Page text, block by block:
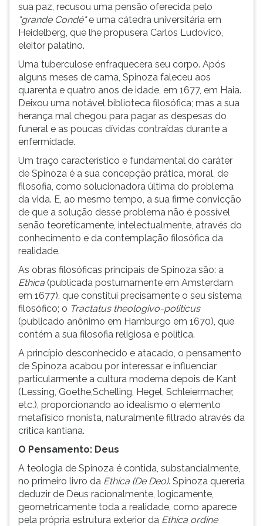
sua paz, recusou uma pensão oferecida pelo
"grande Condé"e uma cátedra universitária em
Heidelberg, que lhe propusera Carlos Ludovico,
eleitor palatino.
Uma tuberculose enfraquecera seu corpo. Após
alguns meses de cama, Spinoza faleceu aos
quarenta e quatro anos de idade, em 1677, em Haia.
Deixou uma notável biblioteca filosófica; mas a sua
herança mal chegou para pagar as despesas do
funeral e as poucas dívidas contraídas durante a
enfermidade.
Um traço característico e fundamental do caráter
de Spinoza é a sua concepção prática, moral, de
filosofia, como solucionadora última do problema
da vida. E, ao mesmo tempo, a sua firme convicção
de que a solução desse problema não é possível
senão teoreticamente, intelectualmente, através do
conhecimento e da contemplação filosófica da
realidade.
As obras filosóficas principais de Spinoza são: a
Ethica (publicada postumamente em Amsterdam
em 1677), que constitui precisamente o seu sistema
filosófico; o Tractatus theologivo-politicus
(publicado anônimo em Hamburgo em 1670), que
contém a sua filosofia religiosa e política.
A princípio desconhecido e atacado, o pensamento
de Spinoza acabou por interessar e influenciar
particularmente a cultura moderna depois de Kant
(Lessing, Goethe,Schelling, Hegel, Schleiermacher,
etc.), proporcionando ao idealismo o elemento
metafísico monista, naturalmente filtrado através da
crítica kantiana.
O Pensamento: Deus
A teologia de Spinoza é contida, substancialmente,
no primeiro livro da Ethica (De Deo). Spinoza quereria
deduzir de Deus racionalmente, logicamente,
geometricamente toda a realidade, como aparece
pela própria estrutura exterior da Ethica ordine